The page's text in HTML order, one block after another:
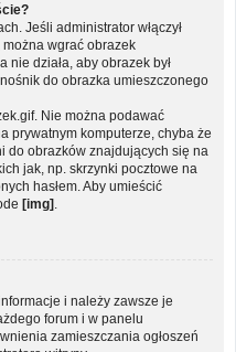
Jeśli administrator włączył
wgrać obrazek
nie działa, aby obrazek był
do obrazka umieszczonego
Nie można podawać
prywatnym komputerze, chyba że
do obrazków znajdujących się na
jak, np. skrzynki pocztowe na
hasłem. Aby umieścić
[img]
i należy zawsze je
forum i w panelu
zamieszczania ogłoszeń